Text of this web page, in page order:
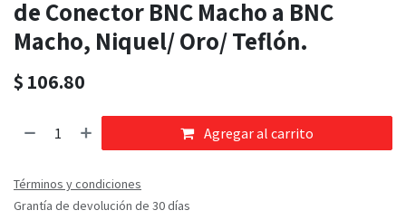
de Conector BNC Macho a BNC
Macho, Niquel/ Oro/ Teflón.
$ 106.80
Agregar al carrito
Términos y condiciones
Grantía de devolución de 30 días